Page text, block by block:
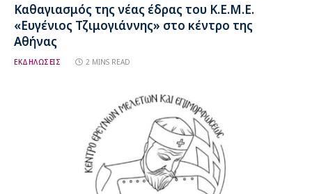
Καθαγιασμός της νέας έδρας του Κ.Ε.Μ.Ε.
«Ευγένιος Τζιμογιάννης» στο κέντρο της
Αθήνας
ΕΚΔΗΛΩΣΕΙΣ 2 MINS READ